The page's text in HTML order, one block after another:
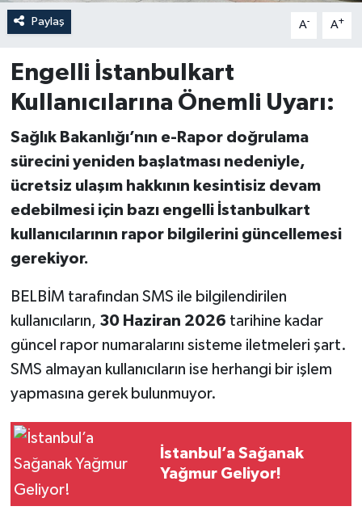
Paylaş A- A+
Engelli İstanbulkart
Kullanıcılarına Önemli Uyarı:
Sağlık Bakanlığı’nın e-Rapor doğrulama
sürecini yeniden başlatması nedeniyle,
ücretsiz ulaşım hakkının kesintisiz devam
edebilmesi için bazı engelli İstanbulkart
kullanıcılarının rapor bilgilerini güncellemesi
gerekiyor.
BELBİM tarafından SMS ile bilgilendirilen
kullanıcıların, 30 Haziran 2026 tarihine kadar
güncel rapor numaralarını sisteme iletmeleri şart.
SMS almayan kullanıcıların ise herhangi bir işlem
yapmasına gerek bulunmuyor.
İstanbul’a Sağanak
Yağmur Geliyor!